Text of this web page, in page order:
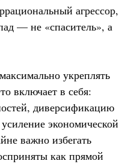
агрессор,
— не «спаситель», а
укреплять
включает в себя:
диверсификацию
экономической
важно избегать
как прямой